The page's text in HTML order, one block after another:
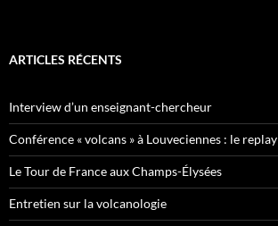
ARTICLES RÉCENTS
Interview d’un enseignant-chercheur
Conférence « volcans » à Louveciennes : le replay
Le Tour de France aux Champs-Élysées
Entretien sur la volcanologie